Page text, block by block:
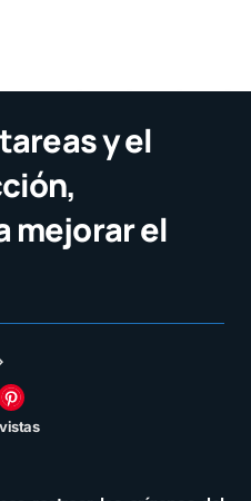
y el
mejorar el